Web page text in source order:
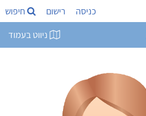
כניסה רישום חיפוש
ניווט בעמוד